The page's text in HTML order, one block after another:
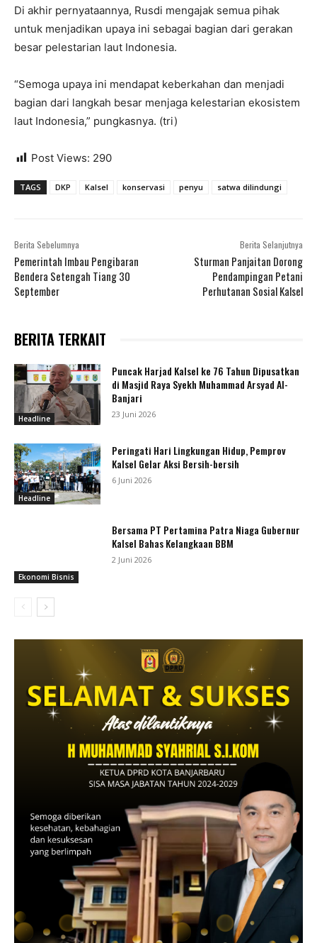
Di akhir pernyataannya, Rusdi mengajak semua pihak
untuk menjadikan upaya ini sebagai bagian dari gerakan
besar pelestarian laut Indonesia.
“Semoga upaya ini mendapat keberkahan dan menjadi
bagian dari langkah besar menjaga kelestarian ekosistem
laut Indonesia,” pungkasnya. (tri)
Post Views: 290
TAGS DKP Kalsel konservasi penyu satwa dilindungi
Berita Sebelumnya
Pemerintah Imbau Pengibaran
Bendera Setengah Tiang 30
September
Berita Selanjutnya
Sturman Panjaitan Dorong
Pendampingan Petani
Perhutanan Sosial Kalsel
BERITA TERKAIT
Headline
Puncak Harjad Kalsel ke 76 Tahun Dipusatkan
di Masjid Raya Syekh Muhammad Arsyad Al-
Banjari
23 Juni 2026
Headline
Peringati Hari Lingkungan Hidup, Pemprov
Kalsel Gelar Aksi Bersih-bersih
6 Juni 2026
Ekonomi Bisnis
Bersama PT Pertamina Patra Niaga Gubernur
Kalsel Bahas Kelangkaan BBM
2 Juni 2026